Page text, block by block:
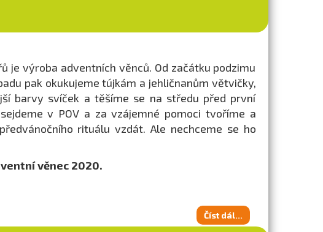
je výroba adventních věnců. Od začátku podzimu
pak okukujeme tújkám a jehličnanům větvičky,
barvy svíček a těšíme se na středu před první
v POV a za vzájemné pomoci tvoříme a
rituálu vzdát. Ale nechceme se ho
věnec 2020.
Číst dál...